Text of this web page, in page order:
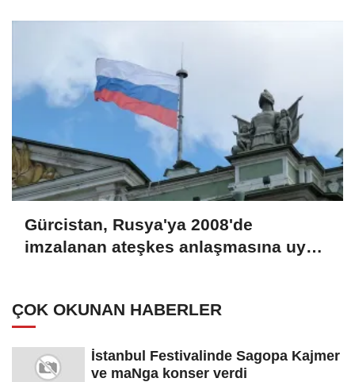
Gürcistan, Rusya'ya 2008'de
imzalanan ateşkes anlaşmasına uyma
ÇOK OKUNAN HABERLER
İstanbul Festivalinde Sagopa Kajmer
ve maNga konser verdi